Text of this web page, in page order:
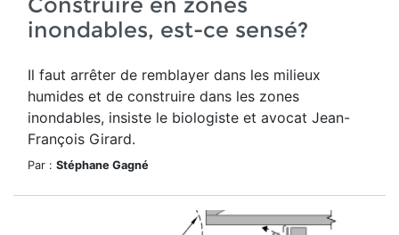
inondables, est-ce sensé?
Il faut arrêter de remblayer dans les milieux
humides et de construire dans les zones
inondables, insiste le biologiste et avocat Jean-
François Girard.
Par : Stéphane Gagné